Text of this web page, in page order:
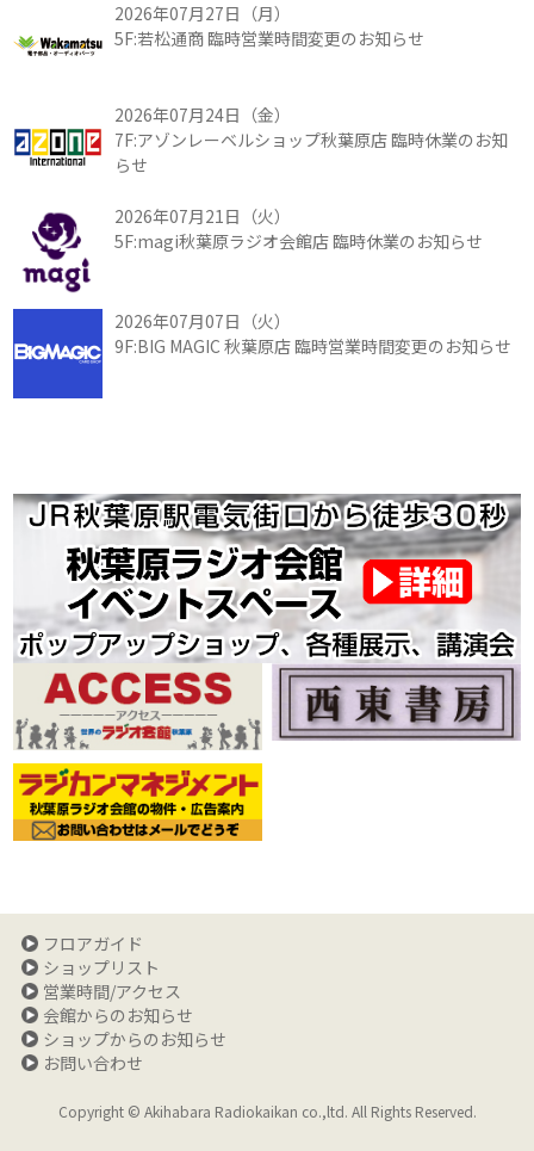
2026年07月27日（月）
5F:若松通商 臨時営業時間変更のお知らせ
2026年07月24日（金）
7F:アゾンレーベルショップ秋葉原店 臨時休業のお知
らせ
2026年07月21日（火）
5F:magi秋葉原ラジオ会館店 臨時休業のお知らせ
2026年07月07日（火）
9F:BIG MAGIC 秋葉原店 臨時営業時間変更のお知らせ
フロアガイド
ショップリスト
営業時間/アクセス
会館からのお知らせ
ショップからのお知らせ
お問い合わせ
Copyright © Akihabara Radiokaikan co.,ltd. All Rights Reserved.